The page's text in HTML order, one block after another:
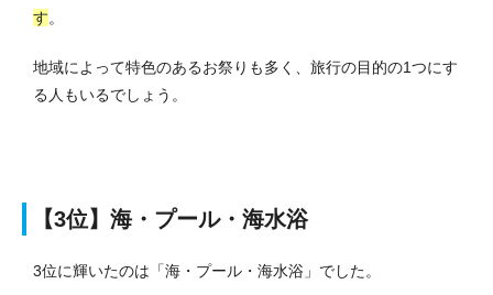
す。
地域によって特色のあるお祭りも多く、旅行の目的の1つにす
る人もいるでしょう。
【3位】海・プール・海水浴
3位に輝いたのは「海・プール・海水浴」でした。